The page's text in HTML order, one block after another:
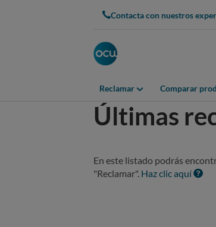
Contacta con nuestros
Reclamar Comparar
Últimas
En este listado podrás
"Reclamar". Haz clic aquí